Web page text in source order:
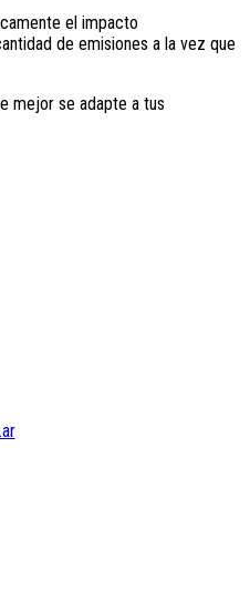
el impacto
de emisiones a la vez que
mejor se adapte a tus